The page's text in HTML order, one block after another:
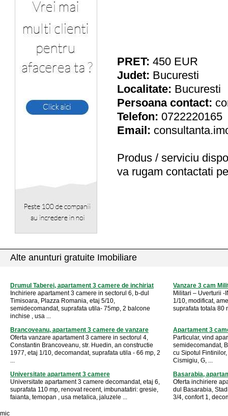
PRET: 450 EUR
Judet: Bucuresti
Localitate: Bucuresti
Persoana contact:
Telefon: 0722220165
Email:
Produs / serviciu
va rugam contactati
Alte anunturi gratuite Imobiliare
Drumul Taberei, apartament 3 camere de inchiriat
Inchiriere apartament 3 camere in sectorul 6, b-dul
Timisoara, Plazza Romania, etaj 5/10,
semidecomandat, suprafata utila- 75mp, 2 balcone
inchise , usa ...
Vanzare 3 cam
Militari – Uverturii -
1/10, modificat,
suprafata totala 80
Brancoveanu, apartament 3 camere de vanzare
Oferta vanzare apartament 3 camere in sectorul 4,
Constantin Brancoveanu, str. Huedin, an constructie
1977, etaj 1/10, decomandat, suprafata utila - 66 mp, 2
...
Apartament 3
Particular, vind
semidecomandat,
cu Sipotul
Cismigiu, G, ...
Universitate apartament 3 camere
Universitate apartament 3 camere decomandat, etaj 6,
suprafata 110 mp, renovat recent, imbunatatiri: gresie,
faianta, temopan , usa metalica, jaluzele ...
Basarabia,
Oferta inchiriere
dul Basarabia,
3/4, confort 1,
mic